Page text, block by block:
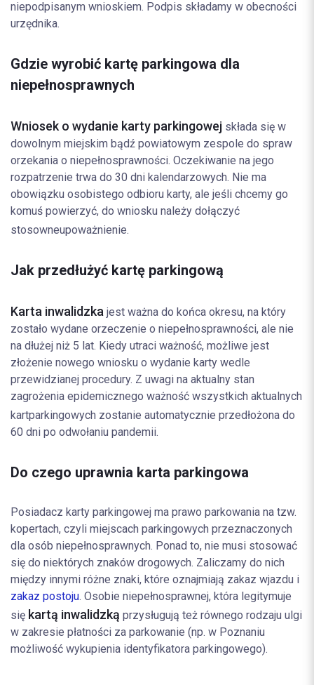
niepodpisanym wnioskiem. Podpis składamy w obecności
urzędnika.
Gdzie wyrobić kartę parkingowa dla
niepełnosprawnych
Wniosek o wydanie karty parkingowej składa się w
dowolnym miejskim bądź powiatowym zespole do spraw
orzekania o niepełnosprawności. Oczekiwanie na jego
rozpatrzenie trwa do 30 dni kalendarzowych. Nie ma
obowiązku osobistego odbioru karty, ale jeśli chcemy go
komuś powierzyć, do wniosku należy dołączyć
stosowneupoważnienie.
Jak przedłużyć kartę parkingową
Karta inwalidzka jest ważna do końca okresu, na który
zostało wydane orzeczenie o niepełnosprawności, ale nie
na dłużej niż 5 lat. Kiedy utraci ważność, możliwe jest
złożenie nowego wniosku o wydanie karty wedle
przewidzianej procedury. Z uwagi na aktualny stan
zagrożenia epidemicznego ważność wszystkich aktualnych
kartparkingowych zostanie automatycznie przedłożona do
60 dni po odwołaniu pandemii.
Do czego uprawnia karta parkingowa
Posiadacz karty parkingowej ma prawo parkowania na tzw.
kopertach, czyli miejscach parkingowych przeznaczonych
dla osób niepełnosprawnych. Ponad to, nie musi stosować
się do niektórych znaków drogowych. Zaliczamy do nich
między innymi różne znaki, które oznajmiają zakaz wjazdu i
zakaz postoju. Osobie niepełnosprawnej, która legitymuje
się kartą inwalidzką przysługują też równego rodzaju ulgi
w zakresie płatności za parkowanie (np. w Poznaniu
możliwość wykupienia identyfikatora parkingowego).